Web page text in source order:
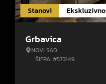
Stanovi Ekskluzivno
Grbavica
NOVI SAD
ŠIFRA: #573149